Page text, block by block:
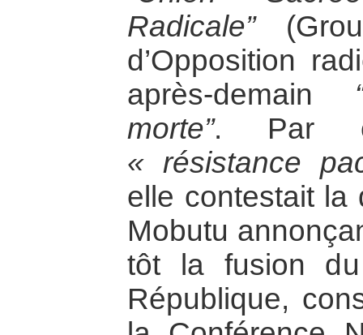
Radicale”
d’Opposition
après-demain
morte”. Par
« résistance
elle contestait la
Mobutu
tôt la fusion
République,